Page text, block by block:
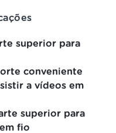
superior para
conveniente
a vídeos em
superior para
fio